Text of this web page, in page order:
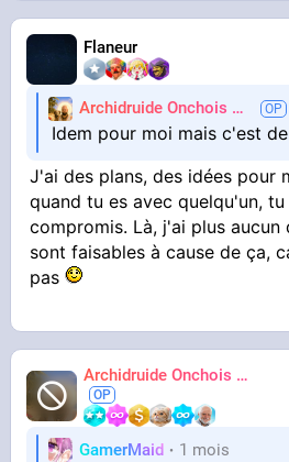
Flaneur
Archidruide Onchois
🍀️🌩️🐻️
Idem pour moi mais c'est
J'ai des plans, des idées pour
quand tu es avec quelqu'un,
compromis. Là, j'ai plus aucun
sont faisables à cause de ça,
pas
Archidruide Onchois
🍀️🌩️🐻️
GamerMaid 1 mois